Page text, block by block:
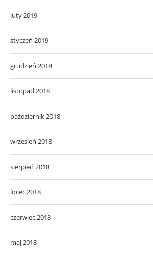
luty 2019
styczeń 2019
grudzień 2018
listopad 2018
październik 2018
wrzesień 2018
sierpień 2018
lipiec 2018
czerwiec 2018
maj 2018